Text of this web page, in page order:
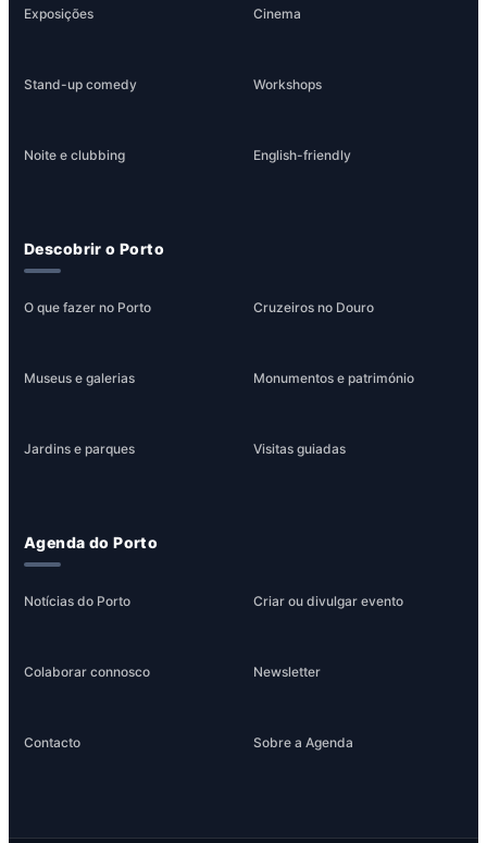
Exposições Cinema
Stand-up comedy Workshops
Noite e clubbing English-friendly
Descobrir o Porto
O que fazer no Porto Cruzeiros no Douro
Museus e galerias Monumentos e património
Jardins e parques Visitas guiadas
Agenda do Porto
Notícias do Porto Criar ou divulgar evento
Colaborar connosco Newsletter
Contacto Sobre a Agenda